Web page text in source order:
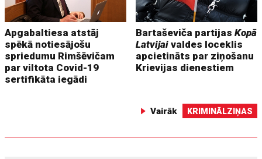
Apgabaltiesa atstāj
spēkā notiesājošu
spriedumu Rimšēvičam
par viltota Covid-19
sertifikāta iegādi
Bartaševiča partijasKopā
Latvijai valdes loceklis
apcietināts par ziņošanu
Krievijas dienestiem
Vairāk KRIMINĀLZIŅAS